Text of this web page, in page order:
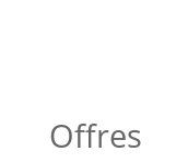
Offres